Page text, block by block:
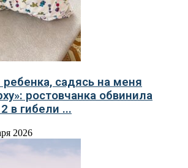
садясь на меня
ростовчанка обвинила
в гибели ...
2026